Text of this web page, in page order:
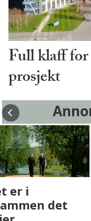
Full klaff
prosjekt
Fenistra endrer